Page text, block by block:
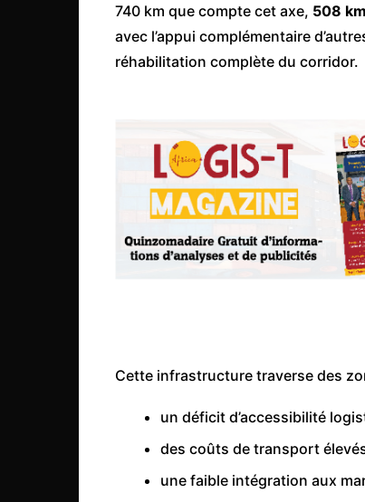
Ouganda
Rwanda
République
Congo
São Tomé et
Seychelles
740 km que compte cet axe, 508
avec l’appui complémentaire
réhabilitation complète du corridor.
Cette infrastructure traverse des
un déficit d’accessibilité
des coûts de transport
une faible intégration aux